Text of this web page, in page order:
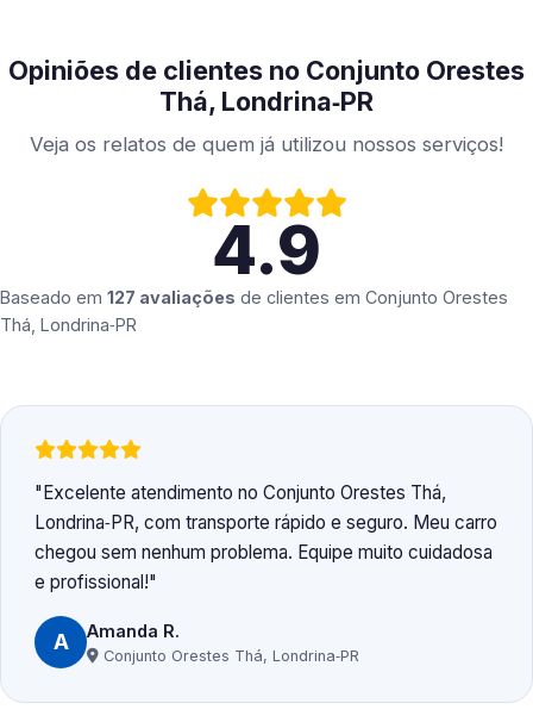
Opiniões de clientes no Conjunto Orestes
Thá, Londrina‑PR
Veja os relatos de quem já utilizou nossos serviços!
4.9
Baseado em 127 avaliações de clientes em Conjunto Orestes
Thá, Londrina‑PR
Excelente atendimento no Conjunto Orestes Thá,
Londrina‑PR, com transporte rápido e seguro. Meu carro
chegou sem nenhum problema. Equipe muito cuidadosa
e profissional!
A Amanda R.
Conjunto Orestes Thá, Londrina‑PR